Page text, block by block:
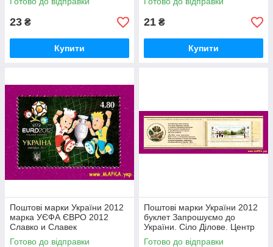
23 ₴
Купити
21 ₴
Купити
Поштові марки України 2012
марка УЄФА ЄВРО 2012
Славко и Славек
Готово до відправки
Поштові марки України 2012
буклет Запрошуємо до
України. Сіло Ділове. Центр
Європи
Готово до відправки